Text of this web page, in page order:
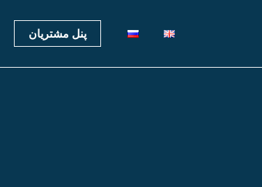
پنل مشتریان